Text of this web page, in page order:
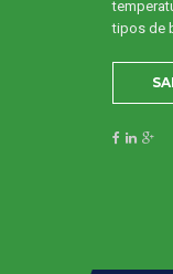
tipos de